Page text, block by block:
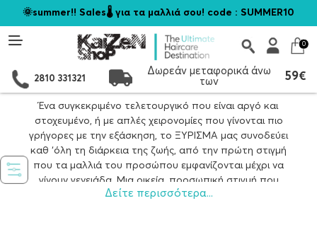
🌞summer!! Sales🌡️ για τα μαλλιά σου! code : SUMMER10
0
2810 331321
Δωρεάν μεταφορικά άνω
των
59€
Ένα συγκεκριμένο τελετουργικό που είναι αργό και
στοχευμένο, ή με απλές χειρονομίες που γίνονται πιο
γρήγορες με την εξάσκηση, το ΞΥΡΙΣΜΑ μας συνοδεύει
καθ ‘όλη τη διάρκεια της ζωής, από την πρώτη στιγμή
που τα μαλλιά του προσώπου εμφανίζονται μέχρι να
γίνουν γενειάδα. Μια οικεία, προσωπική στιγμή που
συνοδεύει κάθε άνδρα για πάντα από την εφηβεία.
Δείτε περισσότερα...